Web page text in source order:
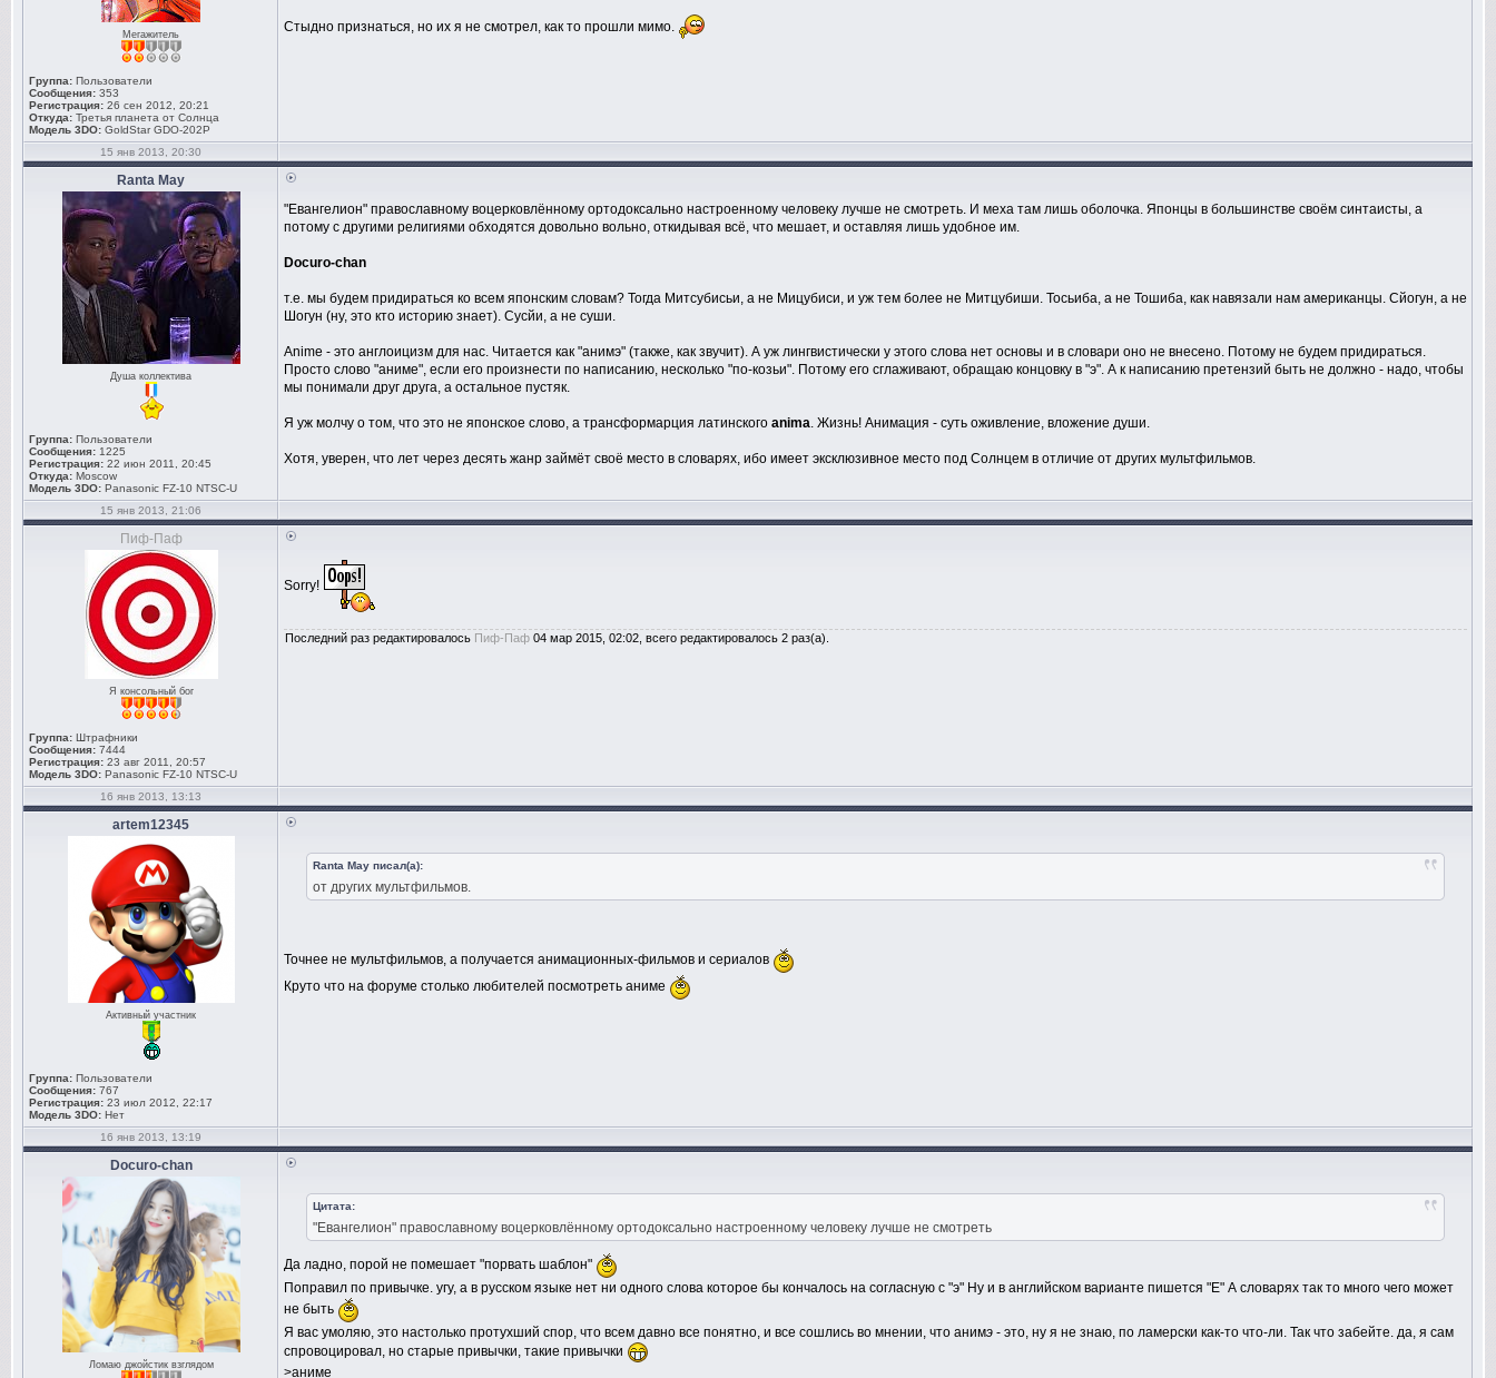
Мегажитель
Группа: Пользователи
Сообщения: 353
Регистрация: 26 сен 2012, 20:21
Откуда: Третья планета от Солнца
Модель 3DO: GoldStar GDO-202P
Стыдно признаться, но их я не смотрел, как то прошли мимо.
15 янв 2013, 20:30
Ranta May
Душа коллектива
Группа: Пользователи
Сообщения: 1225
Регистрация: 22 июн 2011, 20:45
Откуда: Moscow
Модель 3DO: Panasonic FZ-10 NTSC-U
"Евангелион" православному воцерковлённому ортодоксально настроенному человеку лучше не смотреть. И меха там лишь оболочка. Японцы в большинстве своём синтаисты, а
потому с другими религиями обходятся довольно вольно, откидывая всё, что мешает, и оставляя лишь удобное им.
Docuro-chan
т.е. мы будем придираться ко всем японским словам? Тогда Митсубисьи, а не Мицубиси, и уж тем более не Митцубиши. Тосьиба, а не Тошиба, как навязали нам американцы. Сйогун, а не
Шогун (ну, это кто историю знает). Сусйи, а не суши.
Anime - это англоицизм для нас. Читается как "анимэ" (также, как звучит). А уж лингвистически у этого слова нет основы и в словари оно не внесено. Потому не будем придираться.
Просто слово "аниме", если его произнести по написанию, несколько "по-козьи". Потому его сглаживают, обращаю концовку в "э". А к написанию претензий быть не должно - надо, чтобы
мы понимали друг друга, а остальное пустяк.
Я уж молчу о том, что это не японское слово, а трансформарция латинского anima. Жизнь! Анимация - суть оживление, вложение души.
Хотя, уверен, что лет через десять жанр займёт своё место в словарях, ибо имеет эксклюзивное место под Солнцем в отличие от других мультфильмов.
15 янв 2013, 21:06
Пиф-Паф
Я консольный бог
Группа: Штрафники
Сообщения: 7444
Регистрация: 23 авг 2011, 20:57
Модель 3DO: Panasonic FZ-10 NTSC-U
Sorry!
Последний раз редактировалось Пиф-Паф 04 мар 2015, 02:02, всего редактировалось 2 раз(а).
16 янв 2013, 13:13
artem12345
Активный участник
Группа: Пользователи
Сообщения: 767
Регистрация: 23 июл 2012, 22:17
Модель 3DO: Нет
Ranta May писал(а):
от других мультфильмов.
Точнее не мультфильмов, а получается анимационных-фильмов и сериалов
Круто что на форуме столько любителей посмотреть аниме
16 янв 2013, 13:19
Docuro-chan
Ломаю джойстик взглядом
Цитата:
"Евангелион" православному воцерковлённому ортодоксально настроенному человеку лучше не смотреть
Да ладно, порой не помешает "порвать шаблон"
Поправил по привычке. угу, а в русском языке нет ни одного слова которое бы кончалось на согласную с "э" Ну и в английском варианте пишется "Е" А словарях так то много чего может
не быть
Я вас умоляю, это настолько протухший спор, что всем давно все понятно, и все сошлись во мнении, что анимэ - это, ну я не знаю, по ламерски как-то что-ли. Так что забейте. да, я сам
спровоцировал, но старые привычки, такие привычки
>аниме